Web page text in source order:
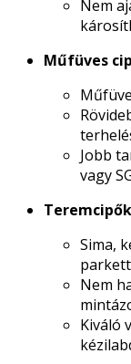
Nem
Műfüves
Jobb
vagy
Teremcipők
Sima,
Nem
Kiváló